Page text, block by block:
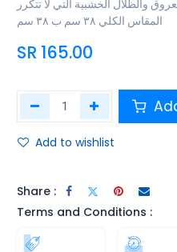
المقاس الكلي ٣٨ سم ب ٣٨ سم
SR 165.00
Add to wishlist
Share :
Terms and Conditions :